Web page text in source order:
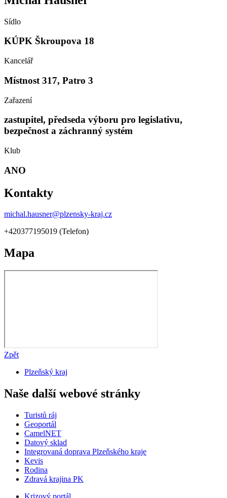
Sídlo
KÚPK Škroupova 18
Kancelář
Místnost 317, Patro 3
Zařazení
zastupitel, předseda výboru pro legislativu,
bezpečnost a záchranný systém
Klub
ANO
Kontakty
michal.hausner@plzensky-kraj.cz
+420377195019 (Telefon)
Mapa
Zpět
Plzeňský kraj
Naše další webové stránky
Turistů ráj
Geoportál
CamelNET
Datový sklad
Integrovaná doprava Plzeňského kraje
Kevis
Rodina
Zdravá krajina PK
Krizový portál